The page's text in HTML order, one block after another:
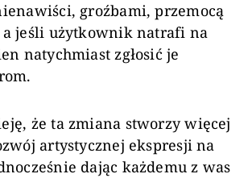
groźbami, przemocą
a jeśli użytkownik natrafi na
natychmiast zgłosić je
że ta zmiana stworzy więcej
artystycznej ekspresji na
dając każdemu z was